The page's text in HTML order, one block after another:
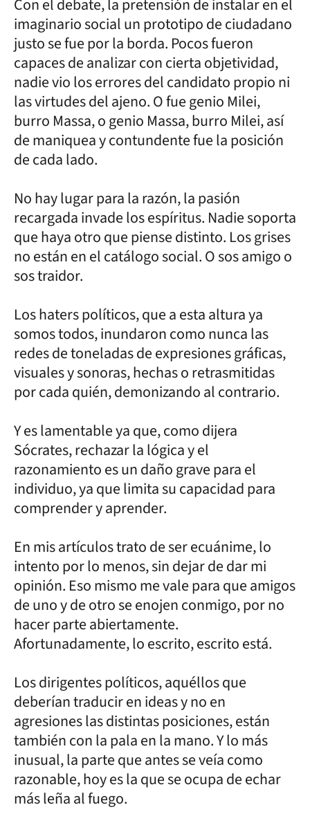
Con el debate, la pretensión de instalar en el
imaginario social un prototipo de ciudadano
justo se fue por la borda. Pocos fueron
capaces de analizar con cierta objetividad,
nadie vio los errores del candidato propio ni
las virtudes del ajeno. O fue genio Milei,
burro Massa, o genio Massa, burro Milei, así
de maniquea y contundente fue la posición
de cada lado.
No hay lugar para la razón, la pasión
recargada invade los espíritus. Nadie soporta
que haya otro que piense distinto. Los grises
no están en el catálogo social. O sos amigo o
sos traidor.
Los haters políticos, que a esta altura ya
somos todos, inundaron como nunca las
redes de toneladas de expresiones gráficas,
visuales y sonoras, hechas o retrasmitidas
por cada quién, demonizando al contrario.
Y es lamentable ya que, como dijera
Sócrates, rechazar la lógica y el
razonamiento es un daño grave para el
individuo, ya que limita su capacidad para
comprender y aprender.
En mis artículos trato de ser ecuánime, lo
intento por lo menos, sin dejar de dar mi
opinión. Eso mismo me vale para que amigos
de uno y de otro se enojen conmigo, por no
hacer parte abiertamente.
Afortunadamente, lo escrito, escrito está.
Los dirigentes políticos, aquéllos que
deberían traducir en ideas y no en
agresiones las distintas posiciones, están
también con la pala en la mano. Y lo más
inusual, la parte que antes se veía como
razonable, hoy es la que se ocupa de echar
más leña al fuego.